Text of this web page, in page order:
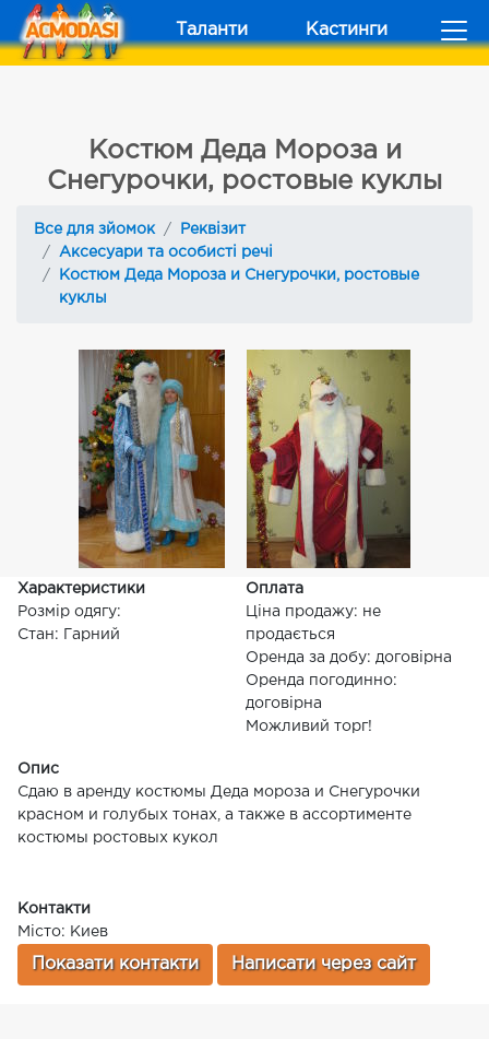
Таланти Кастинги
Костюм Деда Мороза и
Снегурочки, ростовые куклы
Все для зйомок
Реквізит
Аксесуари та особисті речі
Костюм Деда Мороза и Снегурочки, ростовые
куклы
Характеристики
Розмір одягу:
Стан: Гарний
Оплата
Ціна продажу: не
продається
Оренда за добу: договірна
Оренда погодинно:
договірна
Можливий торг!
Опис
Сдаю в аренду костюмы Деда мороза и Снегурочки
красном и голубых тонах, а также в ассортименте
костюмы ростовых кукол
Контакти
Місто: Киев
Показати контакти Написати через сайт